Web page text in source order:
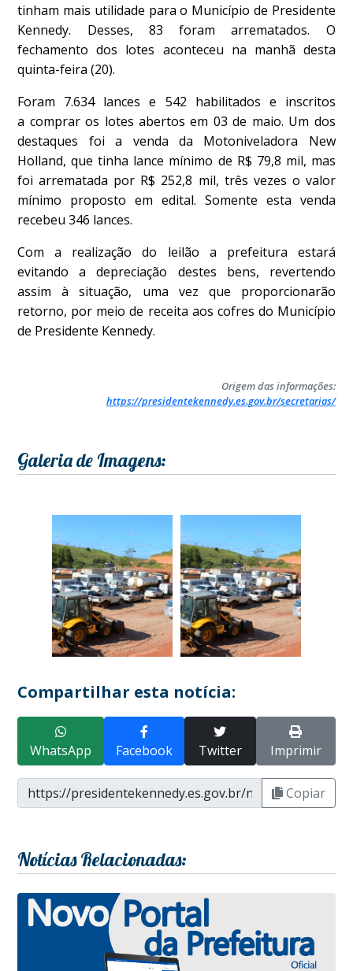
tinham mais utilidade para o Município de Presidente
Kennedy. Desses, 83 foram arrematados. O
fechamento dos lotes aconteceu na manhã desta
quinta-feira (20).
Foram 7.634 lances e 542 habilitados e inscritos
a comprar os lotes abertos em 03 de maio. Um dos
destaques foi a venda da Motoniveladora New
Holland, que tinha lance mínimo de R$ 79,8 mil, mas
foi arrematada por R$ 252,8 mil, três vezes o valor
mínimo proposto em edital. Somente esta venda
recebeu 346 lances.
Com a realização do leilão a prefeitura estará
evitando a depreciação destes bens, revertendo
assim à situação, uma vez que proporcionarão
retorno, por meio de receita aos cofres do Município
de Presidente Kennedy.
Origem das informações:
https://presidentekennedy.es.gov.br/secretarias/
Galeria de Imagens:
Compartilhar esta notícia:
WhatsApp Facebook Twitter Imprimir
Copiar
Notícias Relacionadas: